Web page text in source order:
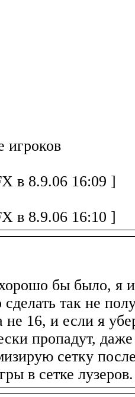
игроков
в 8.9.06 16:09 ]
в 8.9.06 16:10 ]
бы было, я
так не
не 16, и если я
пропадут,
сетку
в сетке лузеров.